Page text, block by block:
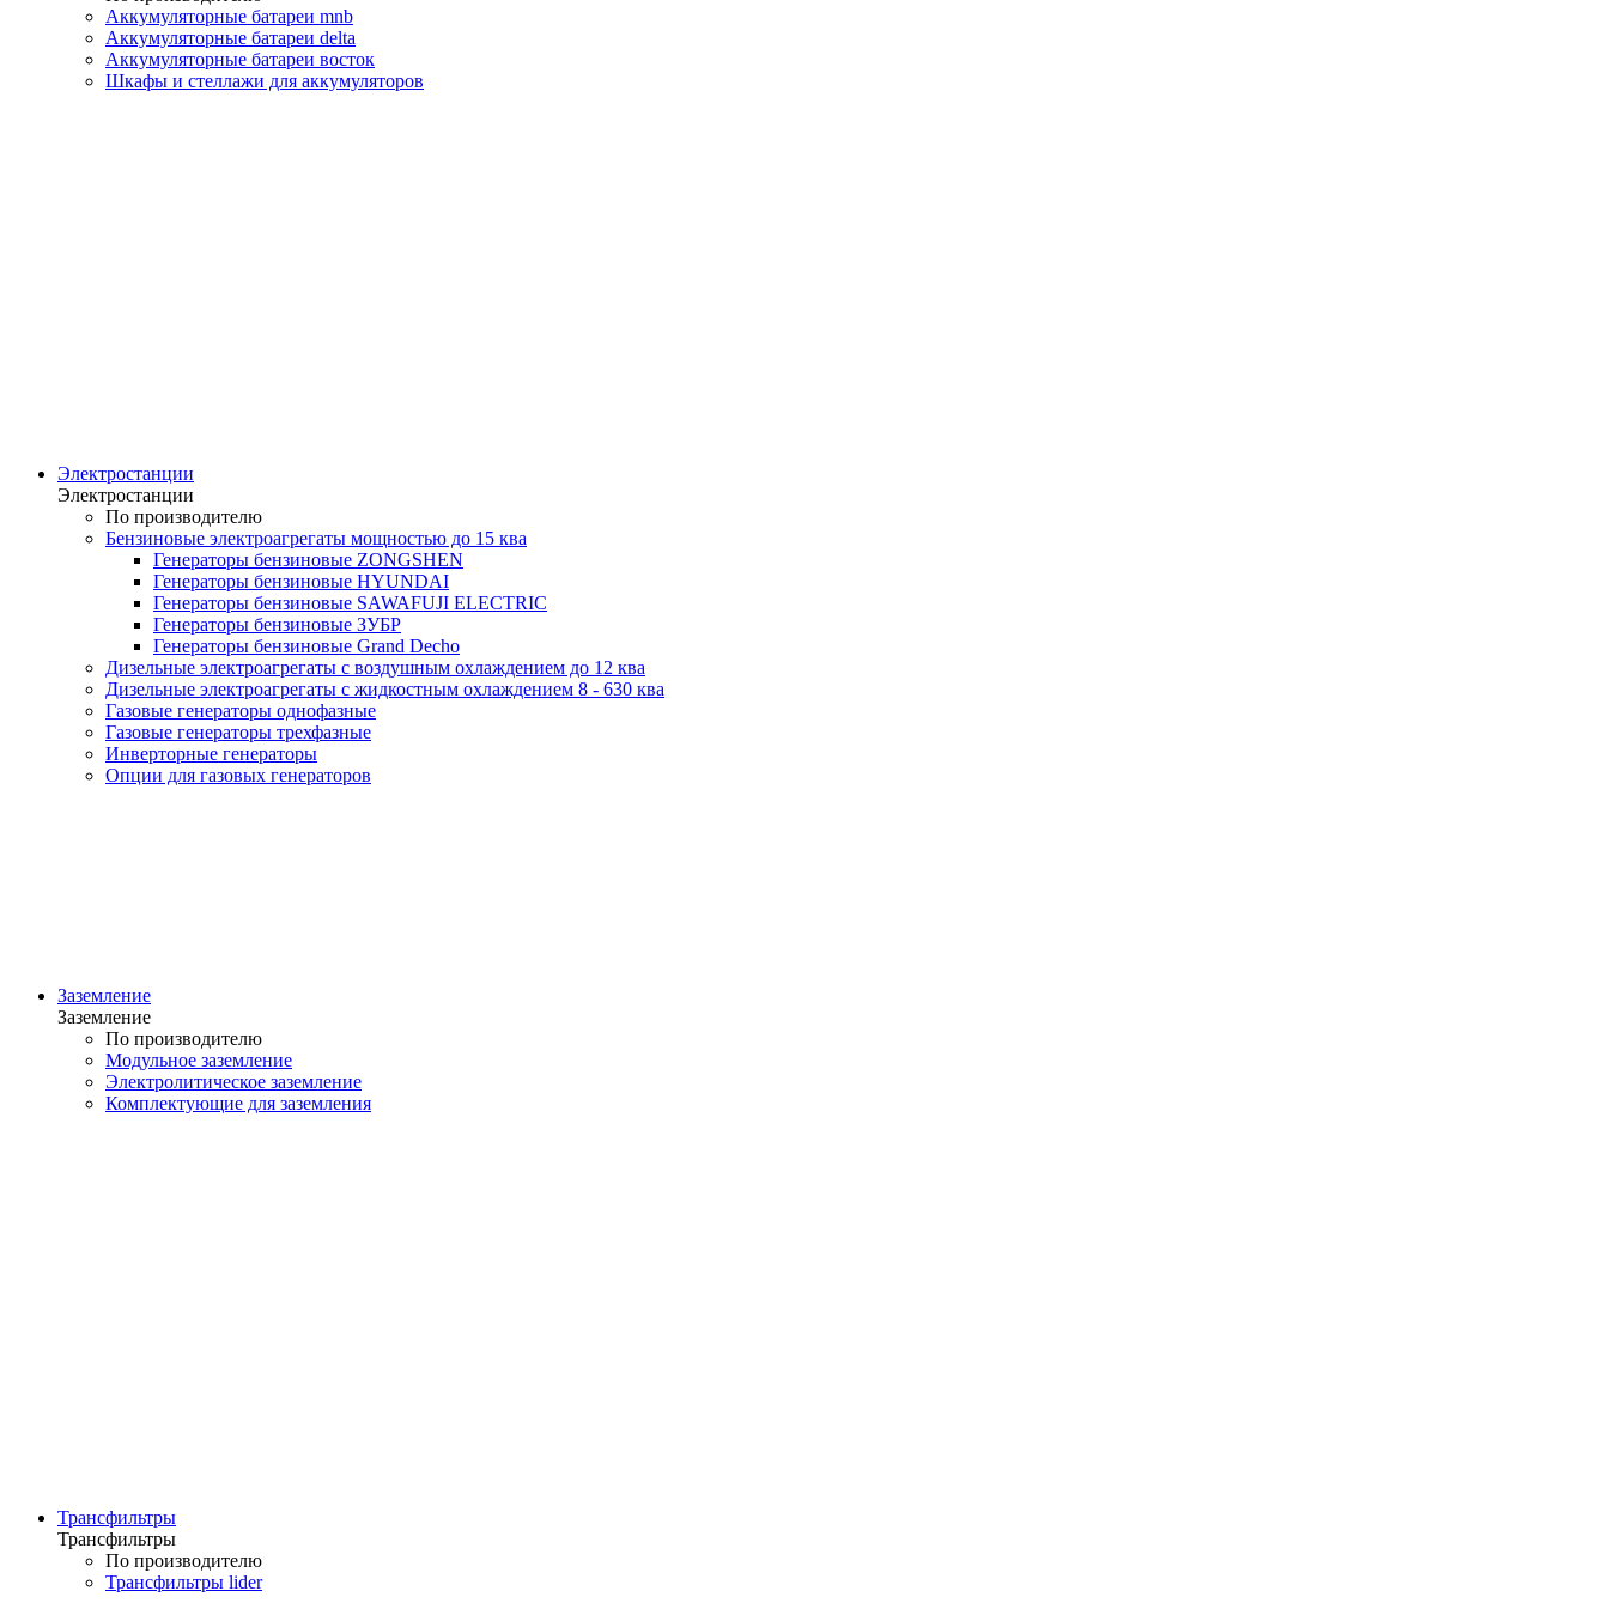
Аккумуляторные батареи mnb
Аккумуляторные батареи delta
Аккумуляторные батареи восток
Шкафы и стеллажи для аккумуляторов
Электростанции
Электростанции
По производителю
Бензиновые электроагрегаты мощностью до 15 ква
Генераторы бензиновые ZONGSHEN
Генераторы бензиновые HYUNDAI
Генераторы бензиновые SAWAFUJI ELECTRIC
Генераторы бензиновые ЗУБР
Генераторы бензиновые Grand Decho
Дизельные электроагрегаты с воздушным охлаждением до 12 ква
Дизельные электроагрегаты с жидкостным охлаждением 8 - 630 ква
Газовые генераторы однофазные
Газовые генераторы трехфазные
Инверторные генераторы
Опции для газовых генераторов
Заземление
Заземление
По производителю
Модульное заземление
Электролитическое заземление
Комплектующие для заземления
Трансфильтры
Трансфильтры
По производителю
Трансфильтры lider